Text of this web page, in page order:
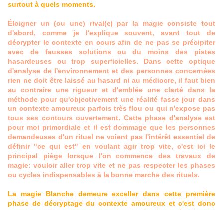
surtout à quels moments.
Éloigner un (ou une) rival(e) par la magie consiste tout
d'abord, comme je l'explique souvent, avant tout de
décrypter le contexte en cours afin de ne pas se précipiter
avec de fausses solutions ou du moins des pistes
hasardeuses ou trop superficielles. Dans cette optique
d'analyse de l'environnement et des personnes concernées
rien ne doit être laissé au hasard ni au médiocre, il faut bien
au contraire une rigueur et d'emblée une clarté dans la
méthode pour qu'objectivement une réalité fasse jour dans
un contexte amoureux parfois très flou ou qui n'expose pas
tous ses contours ouvertement. Cette phase d'analyse est
pour moi primordiale et il est dommage que les personnes
demandeuses d'un rituel ne voient pas l'intérêt essentiel de
définir "ce qui est" en voulant agir trop vite, c'est ici le
principal piège lorsque l'on commence des travaux de
magie: vouloir aller trop vite et ne pas respecter les phases
ou cycles indispensables à la bonne marche des rituels.
La magie Blanche demeure exceller dans cette première
phase de décryptage du contexte amoureux et c'est donc